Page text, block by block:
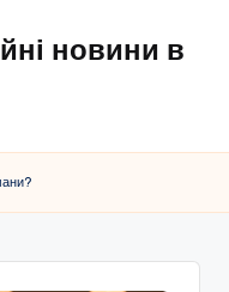
новини в